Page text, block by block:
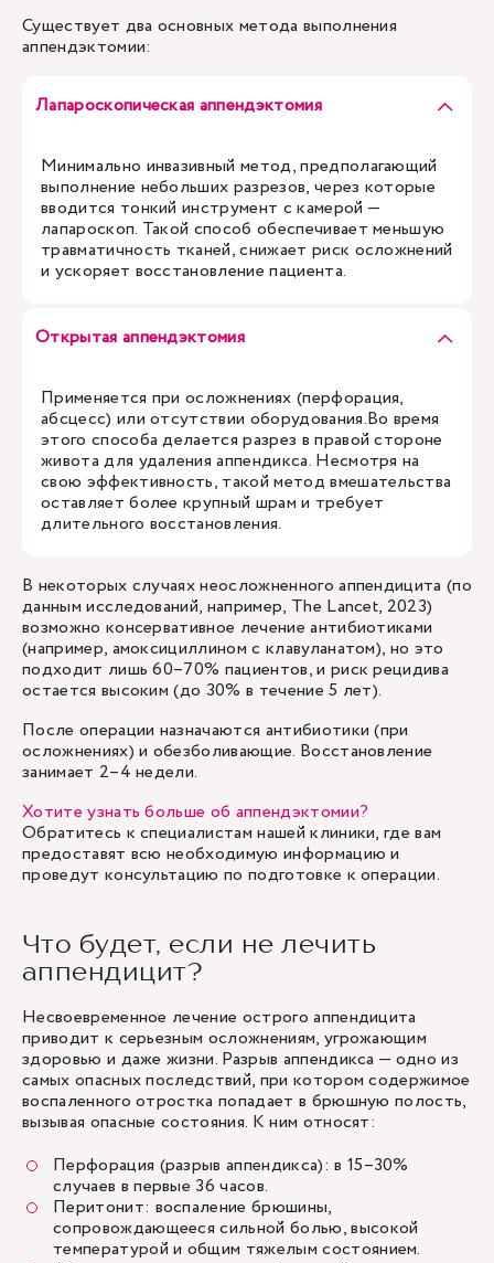
Существует два основных метода выполнения
аппендэктомии:
Лапароскопическая аппендэктомия
Минимально инвазивный метод, предполагающий
выполнение небольших разрезов, через которые
вводится тонкий инструмент с камерой —
лапароскоп. Такой способ обеспечивает меньшую
травматичность тканей, снижает риск осложнений
и ускоряет восстановление пациента.
Открытая аппендэктомия
Применяется при осложнениях (перфорация,
абсцесс) или отсутствии оборудования.Во время
этого способа делается разрез в правой стороне
живота для удаления аппендикса. Несмотря на
свою эффективность, такой метод вмешательства
оставляет более крупный шрам и требует
длительного восстановления.
В некоторых случаях неосложненного аппендицита (по
данным исследований, например, The Lancet, 2023)
возможно консервативное лечение антибиотиками
(например, амоксициллином с клавуланатом), но это
подходит лишь 60–70% пациентов, и риск рецидива
остается высоким (до 30% в течение 5 лет).
После операции назначаются антибиотики (при
осложнениях) и обезболивающие. Восстановление
занимает 2–4 недели.
Хотите узнать больше об аппендэктомии?
Обратитесь к специалистам нашей клиники, где вам
предоставят всю необходимую информацию и
проведут консультацию по подготовке к операции.
Что будет, если не лечить
аппендицит?
Несвоевременное лечение острого аппендицита
приводит к серьезным осложнениям, угрожающим
здоровью и даже жизни. Разрыв аппендикса — одно из
самых опасных последствий, при котором содержимое
воспаленного отростка попадает в брюшную полость,
вызывая опасные состояния. К ним относят:
Перфорация (разрыв аппендикса): в 15–30%
случаев в первые 36 часов.
Перитонит: воспаление брюшины,
сопровождающееся сильной болью, высокой
температурой и общим тяжелым состоянием.